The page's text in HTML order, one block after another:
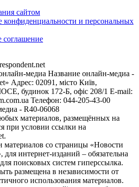
сайтом
конфиденциальности и персональных
соглашение
медиа Название онлайн-медиа -
Адрес: 02091, місто Київ,
будинок 172-Б, офіс 208/1 E-mail:
Телефон: 044-205-43-00
- R40-06068
материалов, размещённых на
при условии ссылки на
со страницы «Новости
интернет-изданий – обязательна
поисковых систем гиперссылка.
размещена в независимости от
использования материалов.